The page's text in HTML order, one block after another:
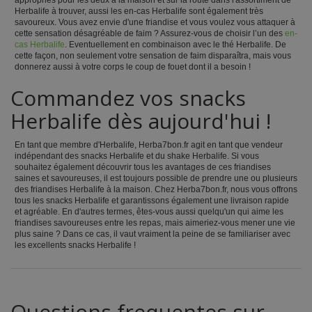
Herbalife à trouver, aussi les en-cas Herbalife sont également très
savoureux. Vous avez envie d'une friandise et vous voulez vous attaquer à
cette sensation désagréable de faim ? Assurez-vous de choisir l’un des en-
cas Herbalife . Eventuellement en combinaison avec le thé Herbalife. De
cette façon, non seulement votre sensation de faim disparaîtra, mais vous
donnerez aussi à votre corps le coup de fouet dont il a besoin !
Commandez vos snacks
Herbalife dès aujourd'hui !
En tant que membre d'Herbalife, Herba7bon.fr agit en tant que vendeur
indépendant des snacks Herbalife et du shake Herbalife. Si vous
souhaitez également découvrir tous les avantages de ces friandises
saines et savoureuses, il est toujours possible de prendre une ou plusieurs
des friandises Herbalife à la maison. Chez Herba7bon.fr, nous vous offrons
tous les snacks Herbalife et garantissons également une livraison rapide
et agréable. En d'autres termes, êtes-vous aussi quelqu'un qui aime les
friandises savoureuses entre les repas, mais aimeriez-vous mener une vie
plus saine ? Dans ce cas, il vaut vraiment la peine de se familiariser avec
les excellents snacks Herbalife !